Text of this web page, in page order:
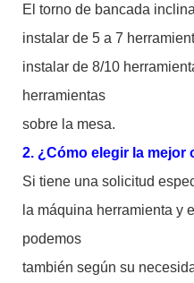
El torno de bancada
instalar de 5 a 7
instalar de 8/10
herramientas
sobre la mesa.
2. ¿Cómo elegir la mejor
Si tiene una solicitud
la máquina herramienta y
podemos
también según su